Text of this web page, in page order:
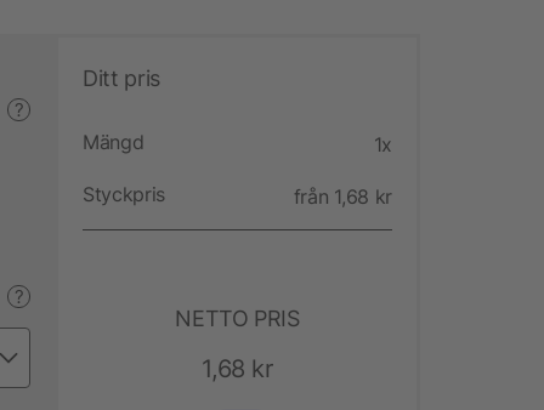
?
?
Ditt pris
Mängd 1x
Styckpris från 1,68 kr
NETTO PRIS
1,68 kr